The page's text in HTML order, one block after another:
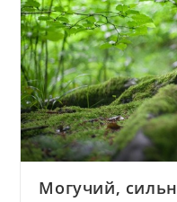
Могучий,